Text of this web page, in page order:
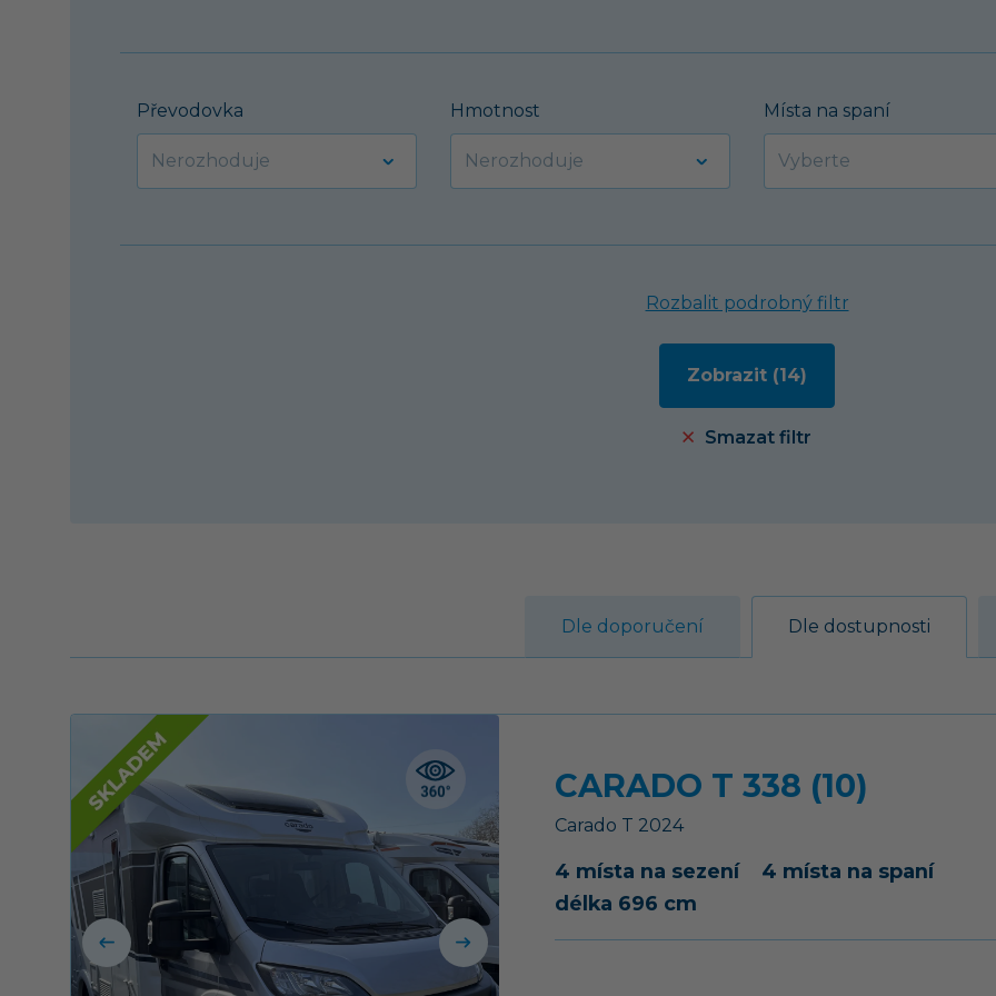
Převodovka Hmotnost Místa na spaní
Rozbalit podrobný filtr
Smazat filtr
Dle doporučení Dle dostupnosti
CARADO T 338 (10)
Carado T 2024
4 místa na sezení
4 místa na spaní
délka 696 cm